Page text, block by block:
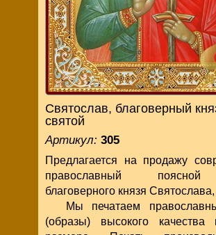
Святослав, благоверный
святой
Артикул: 305
Предлагается на продажу
православный
благоверного князя Святослава,
Мы печатаем
(образы) высокого